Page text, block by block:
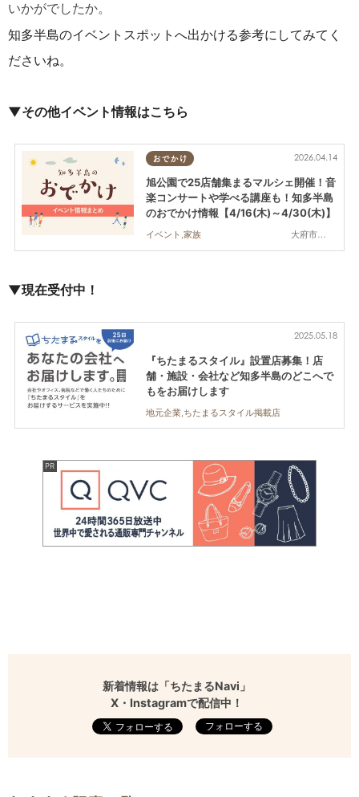
いかがでしたか。
知多半島のイベントスポットへ出かける参考にしてみてく
ださいね。
▼その他イベント情報はこちら
おでかけ
大府市,知多市,半田市
2026.04.14
旭公園で25店舗集まるマルシェ開催！音
楽コンサートや学べる講座も！知多半島
のおでかけ情報【4/16(木)～4/30(木)】
イベント,家族
▼現在受付中！
2025.05.18
『ちたまるスタイル』設置店募集！店
舗・施設・会社など知多半島のどこへで
もをお届けします
地元企業,ちたまるスタイル掲載店
新着情報は「ちたまるNavi」
X・Instagramで配信中！
フォローする